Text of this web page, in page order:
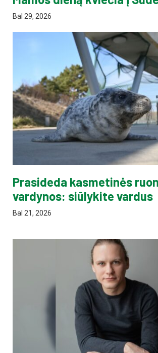
Bal 29, 2026
Prasideda kasmetinės
vardynos: siūlykite vardus
Bal 21, 2026